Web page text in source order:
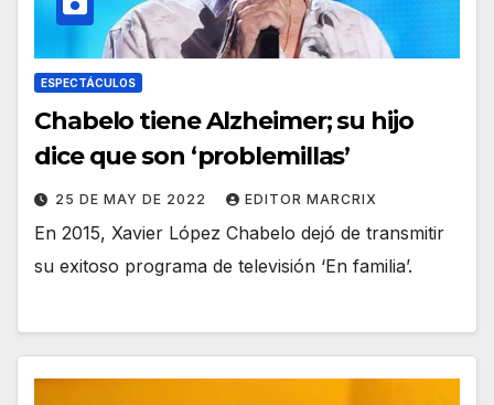
ESPECTÁCULOS
Chabelo tiene Alzheimer; su hijo
dice que son ‘problemillas’
25 DE MAY DE 2022 EDITOR MARCRIX
En 2015, Xavier López Chabelo dejó de transmitir
su exitoso programa de televisión ‘En familia’.